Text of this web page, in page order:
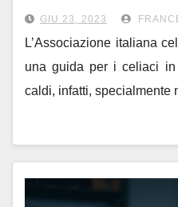
GIU 23, 2023
L’Associazione italiana
una guida per i celiaci in
caldi, infatti, specialmente